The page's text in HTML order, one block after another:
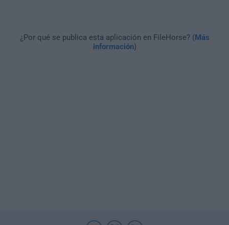
¿Por qué se publica esta aplicación en FileHorse? (Más
información)